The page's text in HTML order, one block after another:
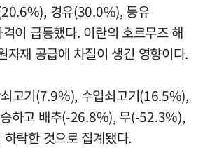
경유(30.0%), 등유
이 급등했다. 이란의 호르무즈 해
자재 공급에 차질이 생긴 영향이다.
고기(7.9%), 수입쇠고기(16.5%),
하고 배추(-26.8%), 무(-52.3%),
락한 것으로 집계됐다.